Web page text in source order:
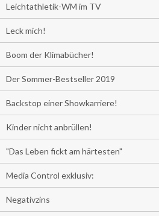
Leichtathletik-WM im TV
Leck mich!
Boom der Klimabücher!
Der Sommer-Bestseller 2019
Backstop einer Showkarriere!
Kinder nicht anbrüllen!
"Das Leben fickt am härtesten"
Media Control exklusiv:
Negativzins